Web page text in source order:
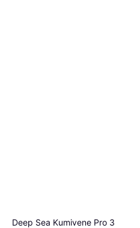
Deep Sea Kumivene Pro 3